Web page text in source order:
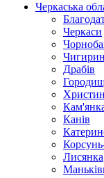
Черкаська
Черкаси
Чигирин
Драбів
Канів
Лисянка